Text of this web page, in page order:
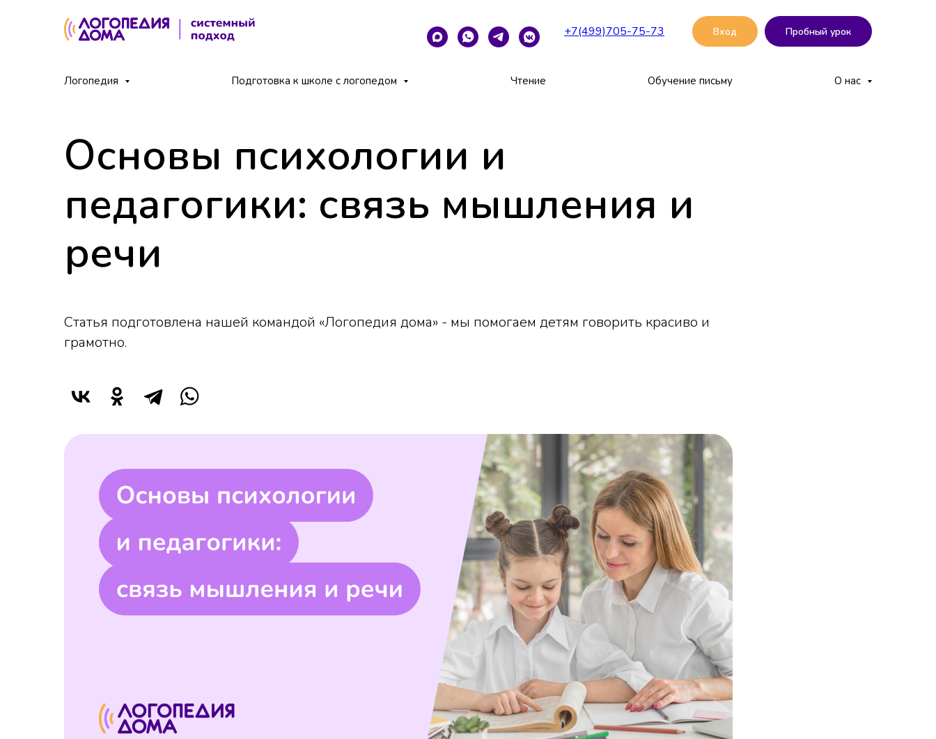
+7(499)705-75-73 Вход Пробный урок
Логопедия Подготовка к школе с логопедом Чтение Обучение письму О нас
Главная / Блог Основы психологии и педагогики: связь мышления и речи
Основы психологии и
педагогики: связь мышления и
речи
Статья подготовлена нашей командой «Логопедия дома» - мы помогаем детям говорить красиво и
грамотно.